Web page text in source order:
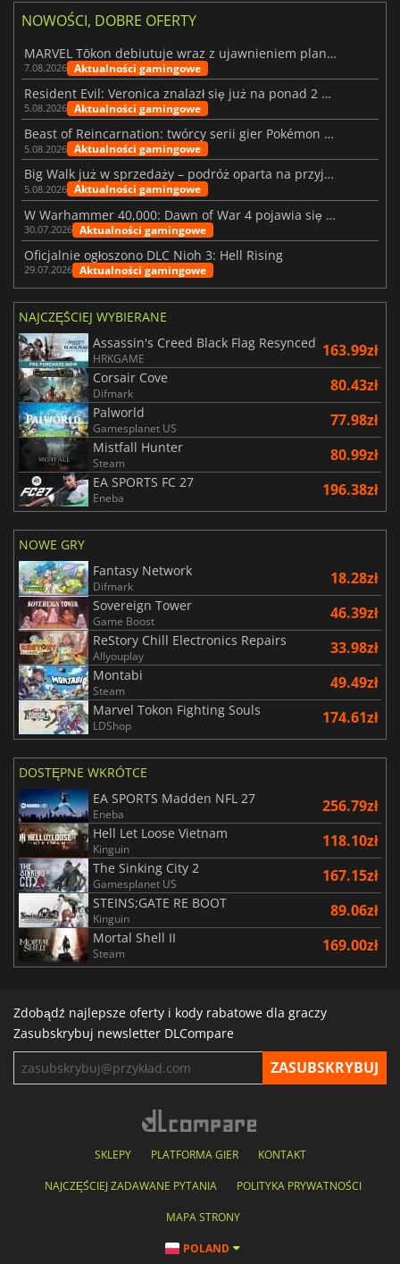
NOWOŚCI, DOBRE OFERTY
MARVEL Tōkon debiutuje wraz z ujawnieniem planu rozwoju na pierwszy rok
7.08.2026 Aktualności gamingowe
Resident Evil: Veronica znalazł się już na ponad 2 milionach list życzeń
5.08.2026 Aktualności gamingowe
Beast of Reincarnation: twórcy serii gier Pokémon wkraczają na nową ścieżkę
5.08.2026 Aktualności gamingowe
Big Walk już w sprzedaży – podróż oparta na przyjaźni
5.08.2026 Aktualności gamingowe
W Warhammer 40,000: Dawn of War 4 pojawia się frakcja Nekronów
30.07.2026 Aktualności gamingowe
Oficjalnie ogłoszono DLC Nioh 3: Hell Rising
29.07.2026 Aktualności gamingowe
NAJCZĘŚCIEJ WYBIERANE
Assassin's Creed Black Flag Resynced
HRKGAME 163.99zł
Corsair Cove
Difmark 80.43zł
Palworld
Gamesplanet US 77.98zł
Mistfall Hunter
Steam 80.99zł
EA SPORTS FC 27
Eneba 196.38zł
NOWE GRY
Fantasy Network
Difmark 18.28zł
Sovereign Tower
Game Boost 46.39zł
ReStory Chill Electronics Repairs
Allyouplay 33.98zł
Montabi
Steam 49.49zł
Marvel Tokon Fighting Souls
LDShop 174.61zł
DOSTĘPNE WKRÓTCE
EA SPORTS Madden NFL 27
Eneba 256.79zł
Hell Let Loose Vietnam
Kinguin 118.10zł
The Sinking City 2
Gamesplanet US 167.15zł
STEINS;GATE RE BOOT
Kinguin 89.06zł
Mortal Shell II
Steam 169.00zł
Zdobądź najlepsze oferty i kody rabatowe dla graczy
Zasubskrybuj newsletter DLCompare
SKLEPY PLATFORMA GIER KONTAKT
NAJCZĘŚCIEJ ZADAWANE PYTANIA POLITYKA PRYWATNOŚCI
MAPA STRONY
POLAND